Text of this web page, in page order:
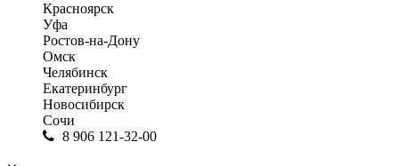
Красноярск
Уфа
Ростов-на-Дону
Омск
Челябинск
Екатеринбург
Новосибирск
Сочи
8 906 121-32-00